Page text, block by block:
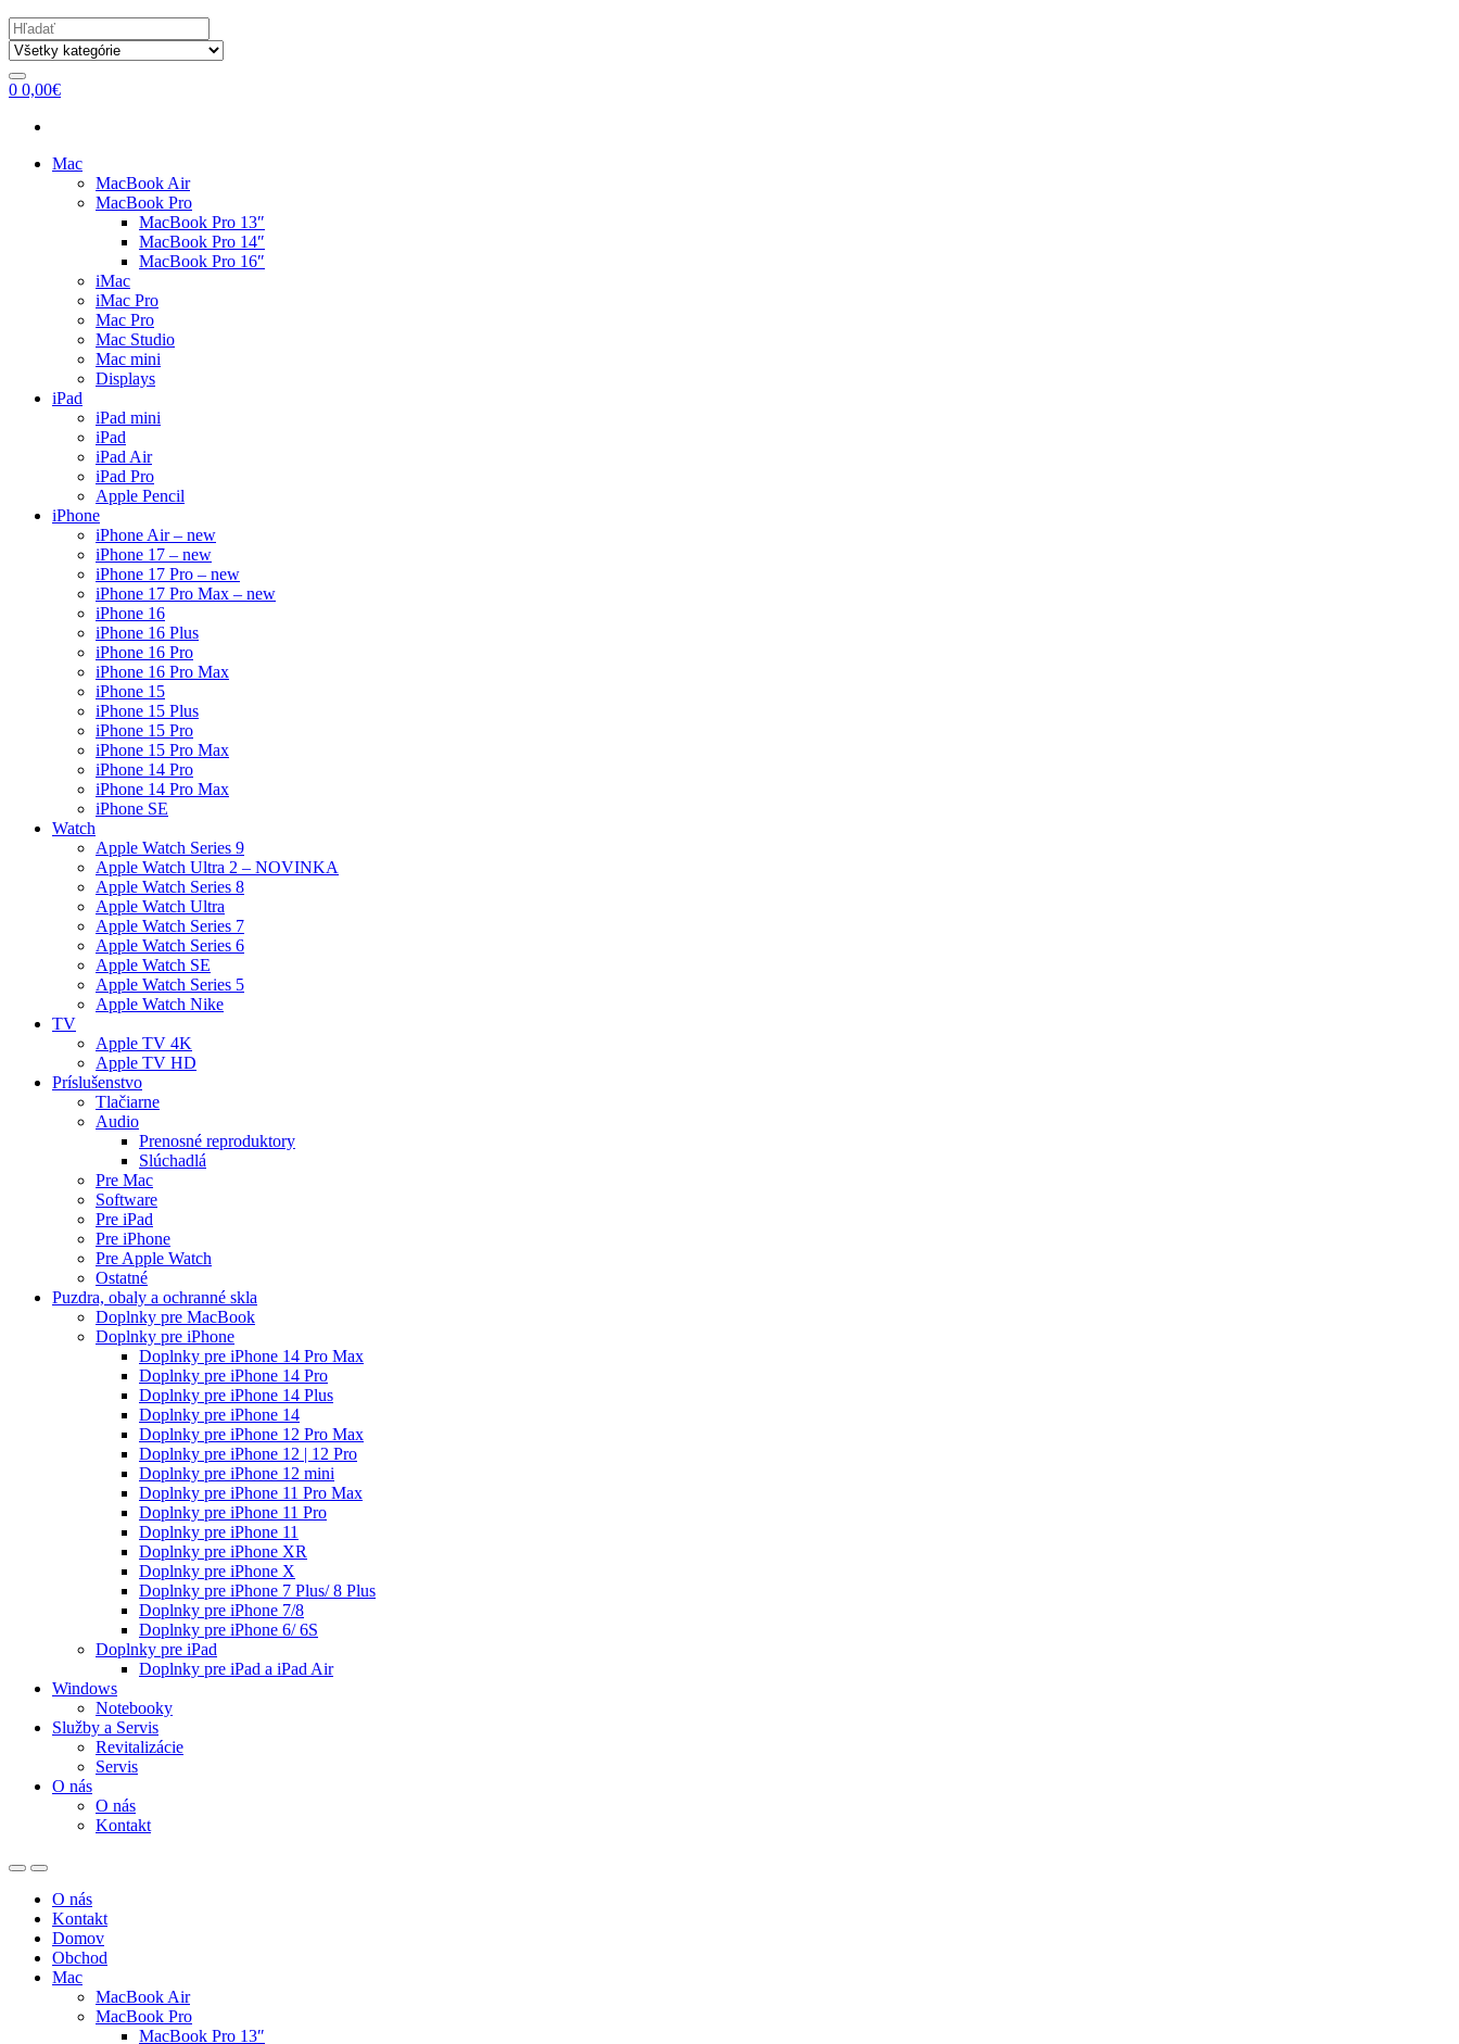
Search
for:
0 0,00€
Mac
MacBook Air
MacBook Pro
MacBook Pro 13″
MacBook Pro 14″
MacBook Pro 16″
iMac
iMac Pro
Mac Pro
Mac Studio
Mac mini
Displays
iPad
iPad mini
iPad
iPad Air
iPad Pro
Apple Pencil
iPhone
iPhone Air – new
iPhone 17 – new
iPhone 17 Pro – new
iPhone 17 Pro Max – new
iPhone 16
iPhone 16 Plus
iPhone 16 Pro
iPhone 16 Pro Max
iPhone 15
iPhone 15 Plus
iPhone 15 Pro
iPhone 15 Pro Max
iPhone 14 Pro
iPhone 14 Pro Max
iPhone SE
Watch
Apple Watch Series 9
Apple Watch Ultra 2 – NOVINKA
Apple Watch Series 8
Apple Watch Ultra
Apple Watch Series 7
Apple Watch Series 6
Apple Watch SE
Apple Watch Series 5
Apple Watch Nike
TV
Apple TV 4K
Apple TV HD
Príslušenstvo
Tlačiarne
Audio
Prenosné reproduktory
Slúchadlá
Pre Mac
Software
Pre iPad
Pre iPhone
Pre Apple Watch
Ostatné
Puzdra, obaly a ochranné skla
Doplnky pre MacBook
Doplnky pre iPhone
Doplnky pre iPhone 14 Pro Max
Doplnky pre iPhone 14 Pro
Doplnky pre iPhone 14 Plus
Doplnky pre iPhone 14
Doplnky pre iPhone 12 Pro Max
Doplnky pre iPhone 12 | 12 Pro
Doplnky pre iPhone 12 mini
Doplnky pre iPhone 11 Pro Max
Doplnky pre iPhone 11 Pro
Doplnky pre iPhone 11
Doplnky pre iPhone XR
Doplnky pre iPhone X
Doplnky pre iPhone 7 Plus/ 8 Plus
Doplnky pre iPhone 7/8
Doplnky pre iPhone 6/ 6S
Doplnky pre iPad
Doplnky pre iPad a iPad Air
Windows
Notebooky
Služby a Servis
Revitalizácie
Servis
O nás
O nás
Kontakt
O nás
Kontakt
Domov
Obchod
Mac
MacBook Air
MacBook Pro
MacBook Pro 13″